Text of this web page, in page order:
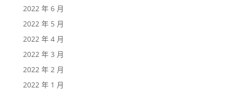
2022 年 6 月
2022 年 5 月
2022 年 4 月
2022 年 3 月
2022 年 2 月
2022 年 1 月